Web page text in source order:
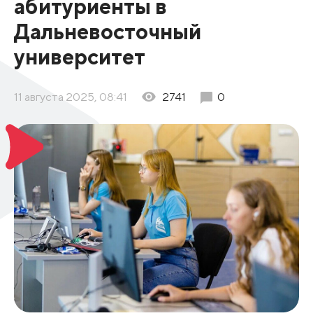
абитуриенты в
Дальневосточный
университет
11 августа 2025, 08:41 2741 0